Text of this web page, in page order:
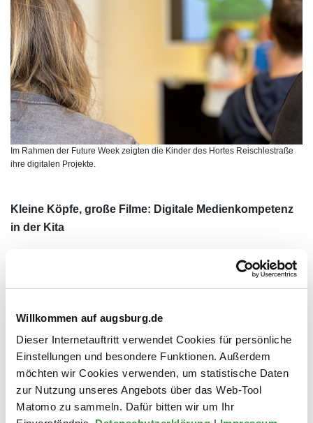
Willkommen auf augsburg.de
Dieser Internetauftritt verwendet Cookies für persönliche
Einstellungen und besondere Funktionen. Außerdem
möchten wir Cookies verwenden, um statistische Daten
zur Nutzung unseres Angebots über das Web-Tool
Matomo zu sammeln. Dafür bitten wir um Ihr
Im Rahmen der Future Week zeigten die Kinder des Hortes Reischlestraße
ihre digitalen Projekte.
Kleine Köpfe, große Filme: Digitale Medienkompetenz
in der Kita
Der Hort Reischlestraße präsentierte auf der Future Week
sein Projekt mit der Initiative kita.digital – inklusive
die sie von der ersten Idee bis zum fertigen Produkt selbst
entwickelt haben. Fachlich begleitet wurde die
Veranstaltung von der medienpädagogischen Referentin
Nicole Lohfink.